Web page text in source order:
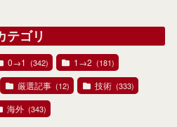
テゴリ
0→1 (342) 1→2 (181)
厳選記事 (12) 技術 (333)
海外 (343)